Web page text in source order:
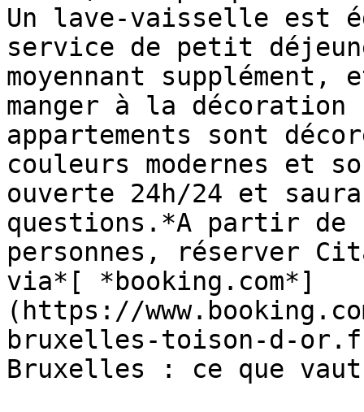
Un lave-vaisselle est
service de petit
moyennant
manger à la
appartements sont
couleurs modernes et
ouverte 24h/24 et
questions.*A partir
personnes, réserver
via*[ *booking.com*]
(https://
bruxelles-toison-d-
Bruxelles : ce que